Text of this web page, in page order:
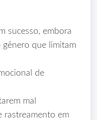
sucesso, embora
que limitam
de
mal
rastreamento em